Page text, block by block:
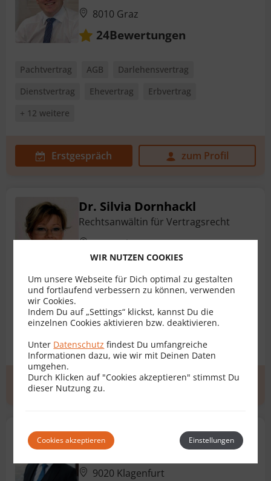
8010 Graz
24Bewertungen
Pachtvertrag AGB
Darlehensvertrag
Dienstvertrag
Ehevertrag
Erbvertrag
+ 12 weitere
Erstgespräch zum Profil
Dr. Silvia Dornhackl
Rechtsanwältin für Vertragsrecht
1140 Wien
Pachtvertrag
Immobilienkaufvertrag
Kaufvertrag
Mietvertrag
+ 4 weitere
Erstgespräch
Mag. iur. Christian Sander
Rechtsanwalt für Vertragsrecht
9020 Klagenfurt
WIR NUTZEN COOKIES
Um unsere Webseite für Dich optimal zu gestalten
und fortlaufend verbessern zu können, verwenden
wir Cookies.
Indem Du auf „Settings“ klickst, kannst Du die
einzelnen Cookies aktivieren bzw. deaktivieren.
Unter Datenschutz findest Du umfangreiche
Informationen dazu, wie wir mit Deinen Daten
umgehen.
Durch Klicken auf "Cookies akzeptieren" stimmst Du
dieser Nutzung zu.
Cookies akzeptieren Einstellungen